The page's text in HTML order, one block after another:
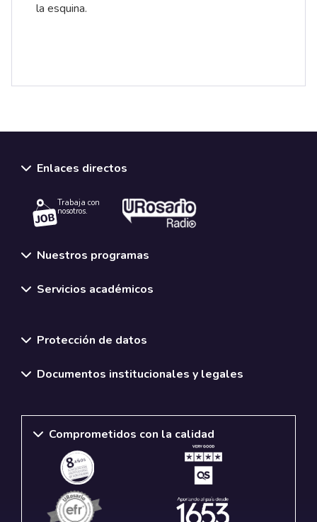
la esquina.
Enlaces directos
Trabaja con
nosotros.
Nuestros programas
Servicios académicos
Protección de datos
Documentos institucionales y legales
Comprometidos con la calidad